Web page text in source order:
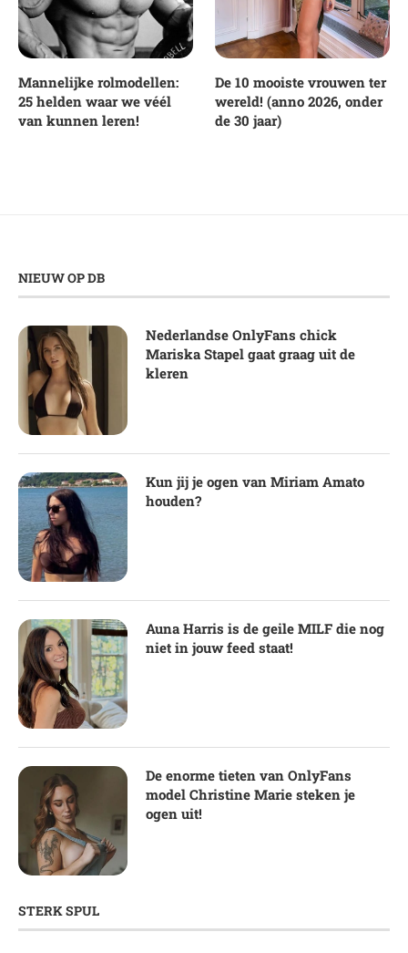
Mannelijke rolmodellen:
25 helden waar we véél
van kunnen leren!
De 10 mooiste vrouwen ter
wereld! (anno 2026, onder
de 30 jaar)
NIEUW OP DB
Nederlandse OnlyFans chick
Mariska Stapel gaat graag uit de
kleren
Kun jij je ogen van Miriam Amato
houden?
Auna Harris is de geile MILF die nog
niet in jouw feed staat!
De enorme tieten van OnlyFans
model Christine Marie steken je
ogen uit!
STERK SPUL